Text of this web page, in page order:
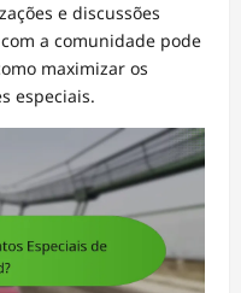
e discussões
a comunidade pode
maximizar os
especiais.